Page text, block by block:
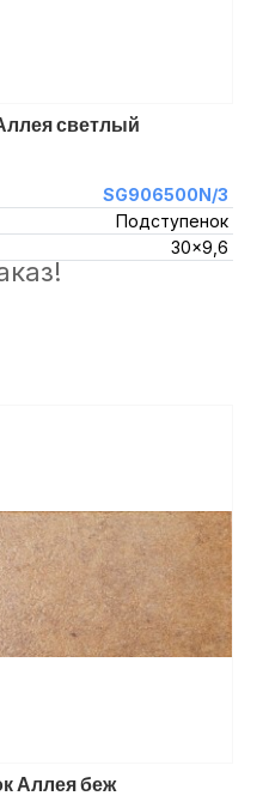
светлый
SG906500N/3
Подступенок
30x9,6
Аллея беж